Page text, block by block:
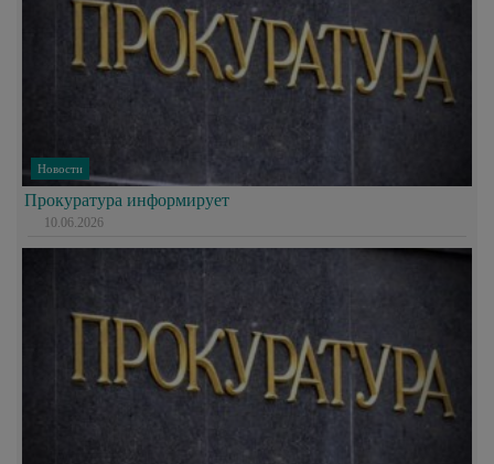
Новости
Прокуратура информирует
10.06.2026